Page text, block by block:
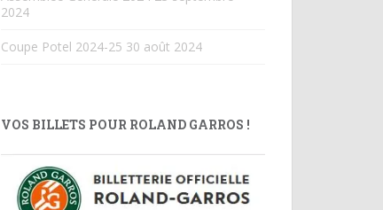
2024
Coupe Potel 2024-25 30 août 2024
VOS BILLETS POUR ROLAND GARROS !